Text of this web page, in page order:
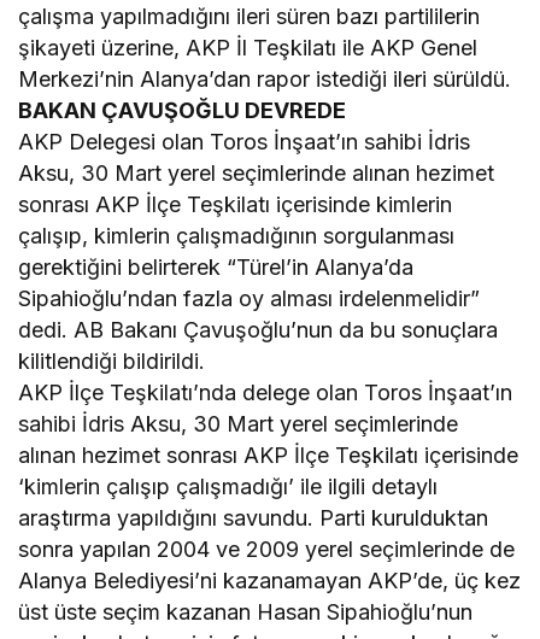
çalışma yapılmadığını ileri süren bazı partililerin
şikayeti üzerine, AKP İl Teşkilatı ile AKP Genel
Merkezi’nin Alanya’dan rapor istediği ileri sürüldü.
BAKAN ÇAVUŞOĞLU DEVREDE
AKP Delegesi olan Toros İnşaat’ın sahibi İdris
Aksu, 30 Mart yerel seçimlerinde alınan hezimet
sonrası AKP İlçe Teşkilatı içerisinde kimlerin
çalışıp, kimlerin çalışmadığının sorgulanması
gerektiğini belirterek “Türel’in Alanya’da
Sipahioğlu’ndan fazla oy alması irdelenmelidir”
dedi. AB Bakanı Çavuşoğlu’nun da bu sonuçlara
kilitlendiği bildirildi.
AKP İlçe Teşkilatı’nda delege olan Toros İnşaat’ın
sahibi İdris Aksu, 30 Mart yerel seçimlerinde
alınan hezimet sonrası AKP İlçe Teşkilatı içerisinde
‘kimlerin çalışıp çalışmadığı’ ile ilgili detaylı
araştırma yapıldığını savundu. Parti kurulduktan
sonra yapılan 2004 ve 2009 yerel seçimlerinde de
Alanya Belediyesi’ni kazanamayan AKP’de, üç kez
üst üste seçim kazanan Hasan Sipahioğlu’nun